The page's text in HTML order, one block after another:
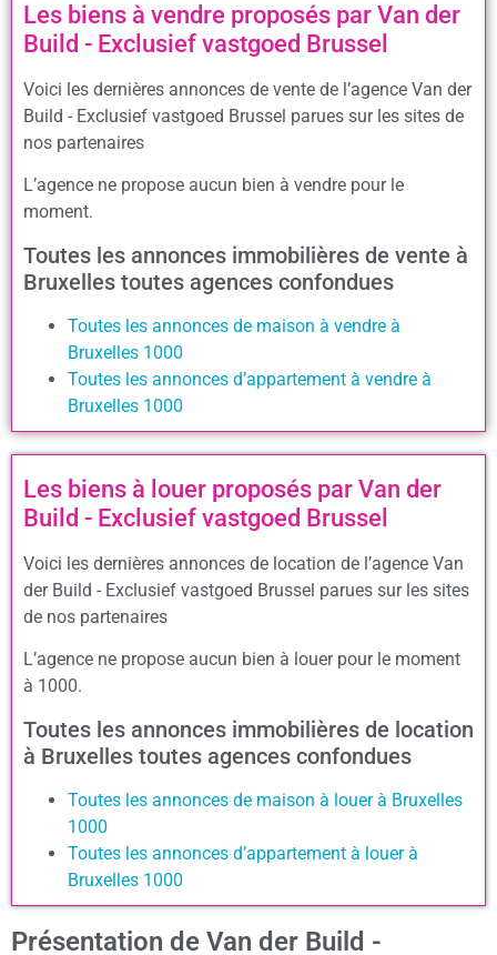
Les biens à vendre proposés par Van der
Build - Exclusief vastgoed Brussel
Voici les dernières annonces de vente de l’agence Van der
Build - Exclusief vastgoed Brussel parues sur les sites de
nos partenaires
L’agence ne propose aucun bien à vendre pour le
moment.
Toutes les annonces immobilières de vente à
Bruxelles toutes agences confondues
Toutes les annonces de maison à vendre à
Bruxelles 1000
Toutes les annonces d’appartement à vendre à
Bruxelles 1000
Les biens à louer proposés par Van der
Build - Exclusief vastgoed Brussel
Voici les dernières annonces de location de l’agence Van
der Build - Exclusief vastgoed Brussel parues sur les sites
de nos partenaires
L’agence ne propose aucun bien à louer pour le moment
à 1000.
Toutes les annonces immobilières de location
à Bruxelles toutes agences confondues
Toutes les annonces de maison à louer à Bruxelles
1000
Toutes les annonces d’appartement à louer à
Bruxelles 1000
Présentation de Van der Build -